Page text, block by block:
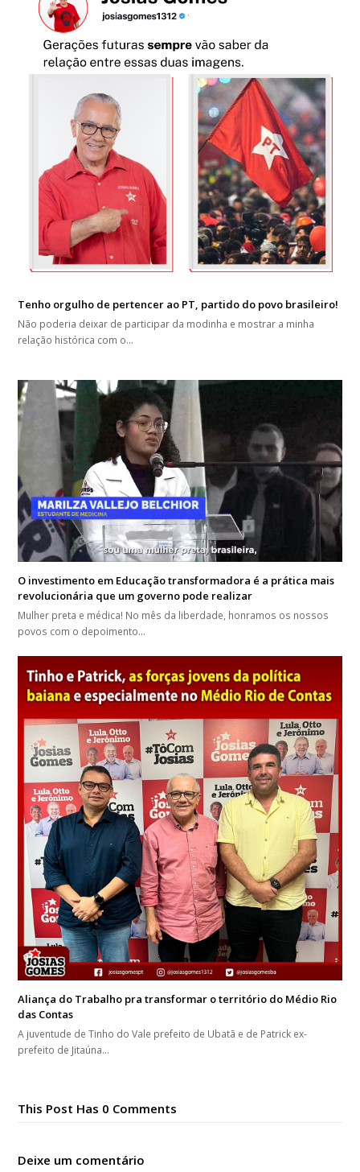
Tenho orgulho de pertencer ao PT, partido do povo brasileiro!
Não poderia deixar de participar da modinha e mostrar a minha
relação histórica com o…
O investimento em Educação transformadora é a prática mais
revolucionária que um governo pode realizar
Mulher preta e médica! No mês da liberdade, honramos os nossos
povos com o depoimento…
Aliança do Trabalho pra transformar o território do Médio Rio
das Contas
A juventude de Tinho do Vale prefeito de Ubatã e de Patrick ex-
prefeito de Jitaúna…
This Post Has 0 Comments
Deixe um comentário